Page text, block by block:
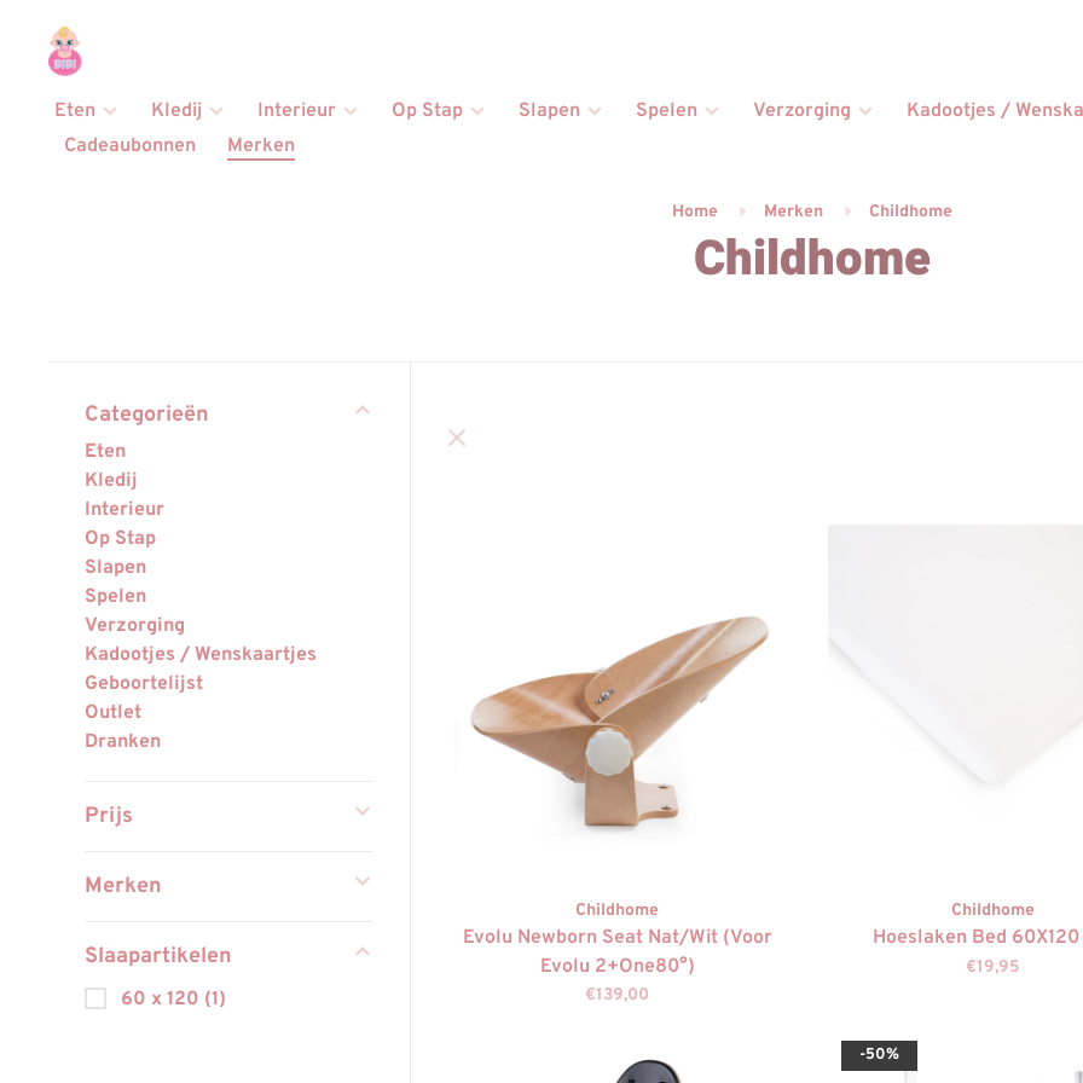
Eten Kledij Interieur Op Stap Slapen Spelen Verzorging
Kadootjes /
Cadeaubonnen
Merken
Home Merken Childhome
Childhome
Categorieën
Eten
Kledij
Interieur
Op Stap
Slapen
Spelen
Verzorging
Kadootjes / Wenskaartjes
Geboortelijst
Outlet
Dranken
Prijs
Merken
Slaapartikelen
60 x 120 (1)
Childhome
Evolu Newborn Seat Nat/Wit (Voor
Evolu 2+One80°)
€139,00
Childhome
Hoeslaken Bed
€19,95
-50%